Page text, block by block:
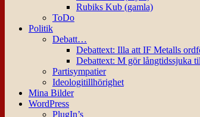
Rubiks Kub (gamla)
ToDo
Politik
Debatt…
Debattext: Illa att IF Metalls
Debattext: M gör långtidssjuka
Partisympatier
Ideologitillhörighet
Mina Bilder
WordPress
PlugIn’s